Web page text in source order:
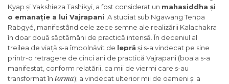
Kyap și Yakshieza Tashikyi, a fost considerat un mahasiddha și
o emanație a lui Vajrapani. A studiat sub Ngawang Tenpa
Rabgyé, manifestând cele zece semne ale realizării Kalachakra
în doar două săptămâni de practică intensă. În deceniul al
treilea de viață s-a îmbolnăvit de lepră și s-a vindecat pe sine
printr-o retragere de cinci ani de practică Vajrapani (boala s-a
manifestat, conform relatării, ca mii de viermi care s-au
transformat în torma); a vindecat ulterior mii de oameni și a